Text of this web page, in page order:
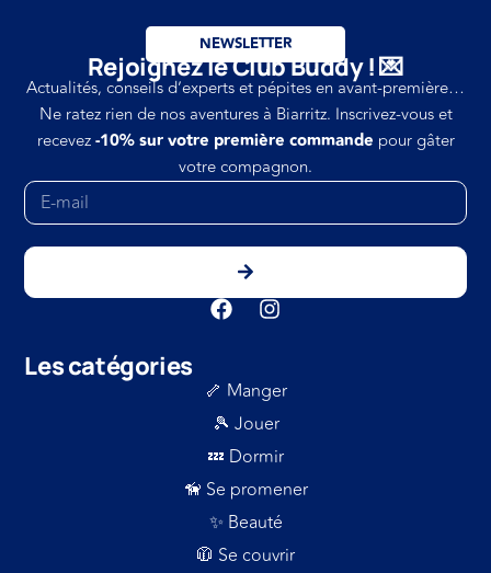
Les catégories
🦴 Manger
🎾 Jouer
💤 Dormir
🦮 Se promener
✨ Beauté
🧥 Se couvrir
NEWSLETTER
Rejoignez le Club Buddy ! 💌
Actualités, conseils d’experts et pépites en avant-première…
Ne ratez rien de nos aventures à Biarritz. Inscrivez-vous et
recevez-10% sur votre première commande pour gâter
votre compagnon.